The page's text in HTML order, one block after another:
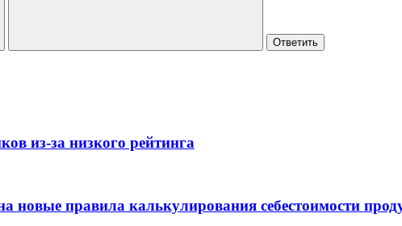
Ответить
из-за низкого рейтинга
правила калькулирования себестоимости